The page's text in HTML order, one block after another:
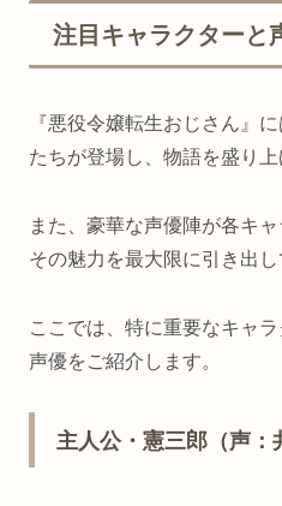
注目キャラクターと
『悪役令嬢転生おじさん』
たちが登場し、物語を盛り上
また、豪華な声優陣が各キ
その魅力を最大限に引き出し
ここでは、特に重要なキャ
声優をご紹介します。
主人公・憲三郎（声：